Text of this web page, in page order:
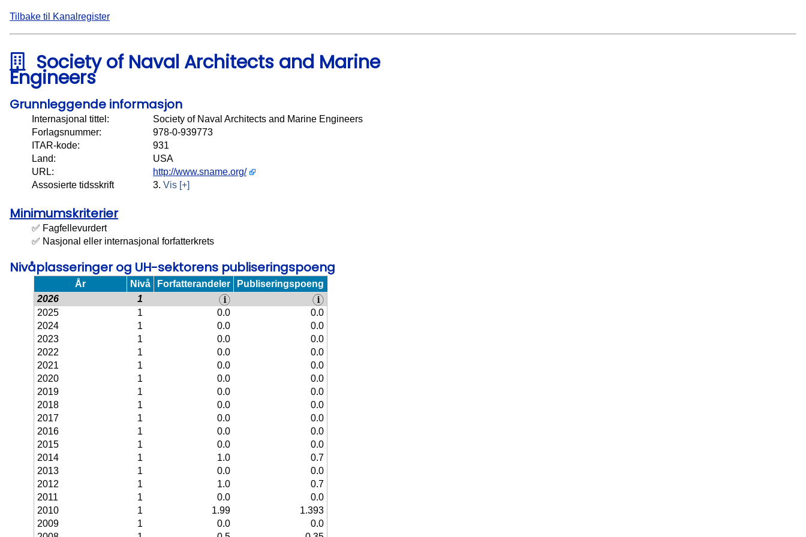
Tilbake til Kanalregister
Society of Naval Architects and Marine
Engineers
Grunnleggende informasjon
Internasjonal tittel:
Society of Naval Architects and Marine Engineers
Forlagsnummer:
978-0-939773
ITAR-kode:
931
Land:
USA
URL:
http://www.sname.org/
Assosierte tidsskrift
3. Vis [+]
Minimumskriterier
✅ Fagfellevurdert
✅ Nasjonal eller internasjonal forfatterkrets
Nivåplasseringer og UH-sektorens publiseringspoeng
År Nivå Forfatterandeler
Publiseringspoeng
2026
1
2025
1 0.0
0.0
2024
1 0.0
0.0
2023
1 0.0
0.0
2022
1 0.0
0.0
2021
1 0.0
0.0
2020
1 0.0
0.0
2019
1 0.0
0.0
2018
1 0.0
0.0
2017
1 0.0
0.0
2016
1 0.0
0.0
2015
1 0.0
0.0
2014
1 1.0
0.7
2013
1 0.0
0.0
2012
1 1.0
0.7
2011
1 0.0
0.0
2010
1 1.99
1.393
2009
1 0.0
0.0